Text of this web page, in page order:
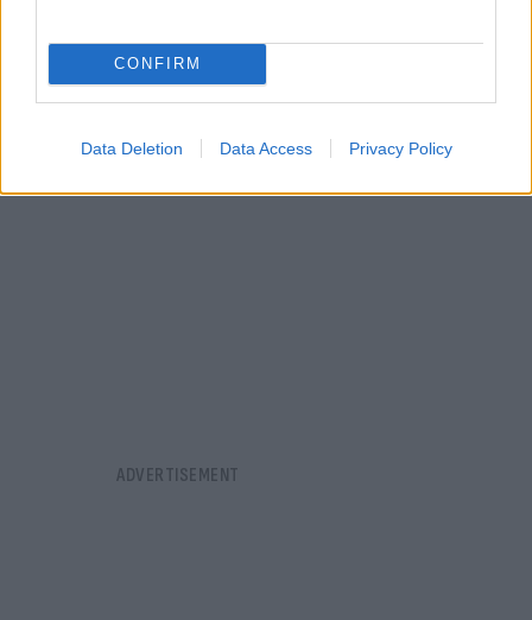
CONFIRM
Data Deletion Data Access Privacy Policy
διαδικασία είναι αναστρέψιμη.